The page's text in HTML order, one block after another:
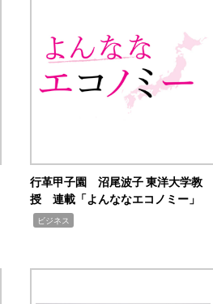
行革甲子園 沼尾波子 東洋大学教
授 連載「よんななエコノミー」
ビジネス